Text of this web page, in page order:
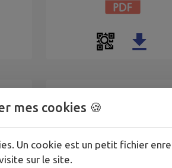
intercommunales et
mes cookies 🍪
Un cookie est un petit fichier
sur le site.